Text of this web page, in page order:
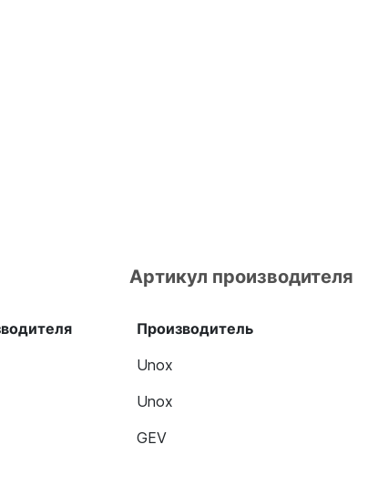
Артикул производителя
Производитель
Unox
Unox
GEV